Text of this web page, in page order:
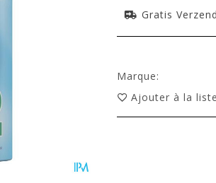
Gratis
Marque:
Ajouter à la